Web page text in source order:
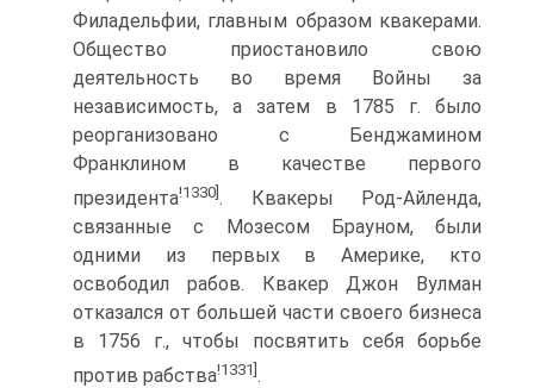
Филадельфии, главным образом квакерами.
Общество приостановило свою
деятельность во время Войны за
независимость, а затем в 1785 г. было
реорганизовано с Бенджамином
Франклином в качестве первого
президента!1330] . Квакеры Род-Айленда,
связанные с Мозесом Брауном, были
одними из первых в Америке, кто
освободил рабов. Квакер Джон Вулман
отказался от большей части своего бизнеса
в 1756 г., чтобы посвятить себя борьбе
против рабства!1331] .